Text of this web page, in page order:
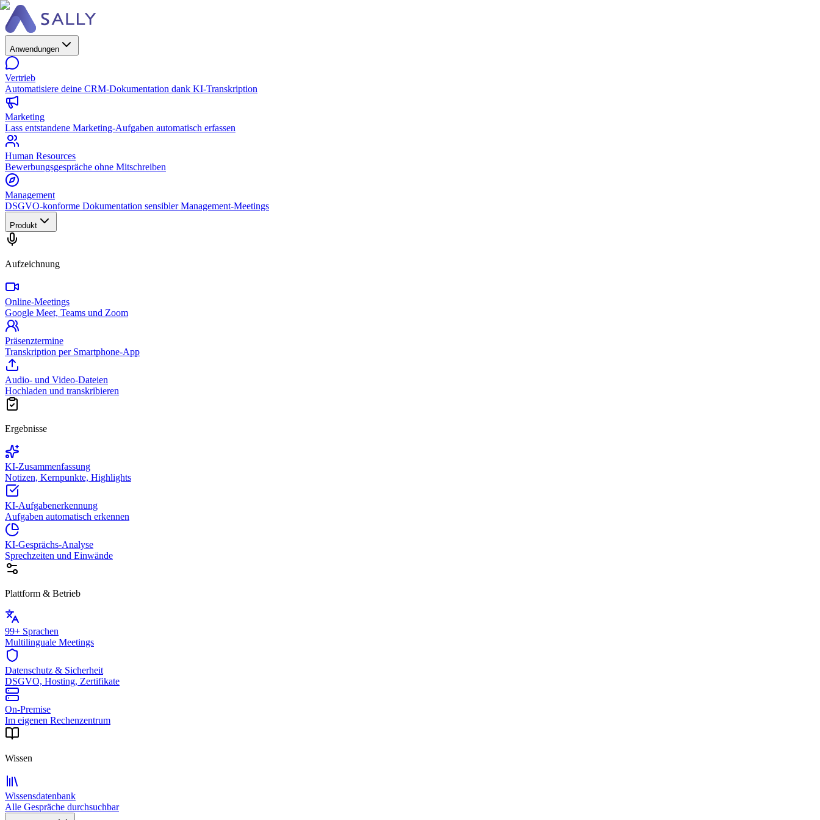
Anwendungen
Vertrieb
Automatisiere deine CRM-Dokumentation dank KI-Transkription
Marketing
Lass entstandene Marketing-Aufgaben automatisch erfassen
Human Resources
Bewerbungsgespräche ohne Mitschreiben
Management
DSGVO-konforme Dokumentation sensibler Management-Meetings
Produkt
Aufzeichnung
Online-Meetings
Google Meet, Teams und Zoom
Präsenztermine
Transkription per Smartphone-App
Audio- und Video-Dateien
Hochladen und transkribieren
Ergebnisse
KI-Zusammenfassung
Notizen, Kernpunkte, Highlights
KI-Aufgabenerkennung
Aufgaben automatisch erkennen
KI-Gesprächs-Analyse
Sprechzeiten und Einwände
Plattform & Betrieb
99+ Sprachen
Multilinguale Meetings
Datenschutz & Sicherheit
DSGVO, Hosting, Zertifikate
On-Premise
Im eigenen Rechenzentrum
Wissen
Wissensdatenbank
Alle Gespräche durchsuchbar